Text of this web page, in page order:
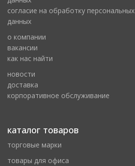
cогласие на обработку персональных
данных
о компании
вакансии
как нас найти
новости
доставка
корпоративное обслуживание
каталог товаров
торговые марки
товары для офиса